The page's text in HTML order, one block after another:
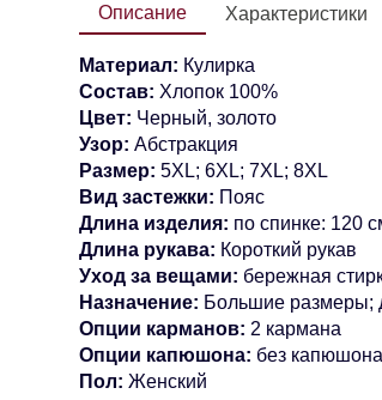
Описание
Материал: Кулирка
Состав: Хлопок 100%
Цвет: Черный, золото
Узор: Абстракция
Размер: 5XL; 6XL; 7XL; 8XL
Вид застежки: Пояс
Длина изделия: по спинке: 120
Длина рукава: Короткий рукав
Уход за вещами: бережная
Назначение: Большие размеры;
Опции карманов: 2 кармана
Опции капюшона: без капюшона
Пол: Женский
Характеристики